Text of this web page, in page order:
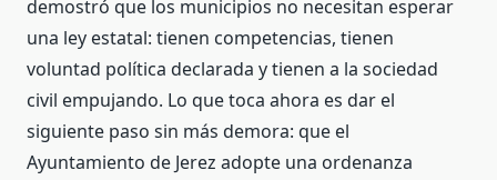
demostró que los municipios no necesitan esperar
una ley estatal: tienen competencias, tienen
voluntad política declarada y tienen a la sociedad
civil empujando. Lo que toca ahora es dar el
siguiente paso sin más demora: que el
Ayuntamiento de Jerez adopte una ordenanza